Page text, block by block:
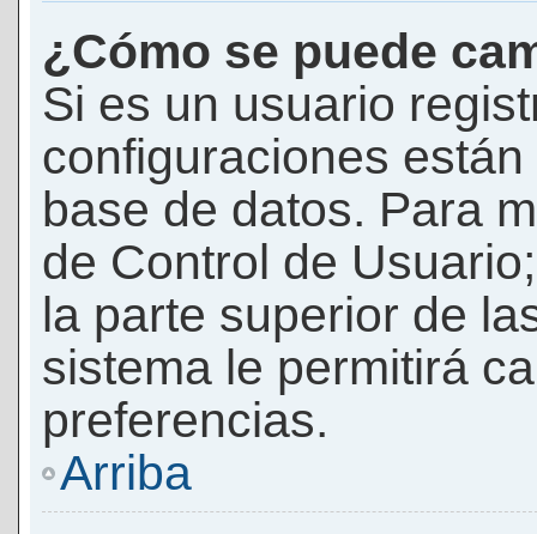
¿Cómo se puede
Si es un usuario
configuraciones
base de datos. Para
de Control de
la parte superior de
sistema le permitirá
preferencias.
Arriba